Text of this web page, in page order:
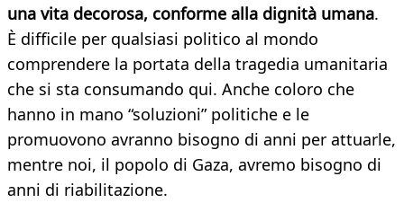
una vita decorosa, conforme alla dignità umana.
È difficile per qualsiasi politico al mondo
comprendere la portata della tragedia umanitaria
che si sta consumando qui. Anche coloro che
hanno in mano “soluzioni” politiche e le
promuovono avranno bisogno di anni per attuarle,
mentre noi, il popolo di Gaza, avremo bisogno di
anni di riabilitazione.